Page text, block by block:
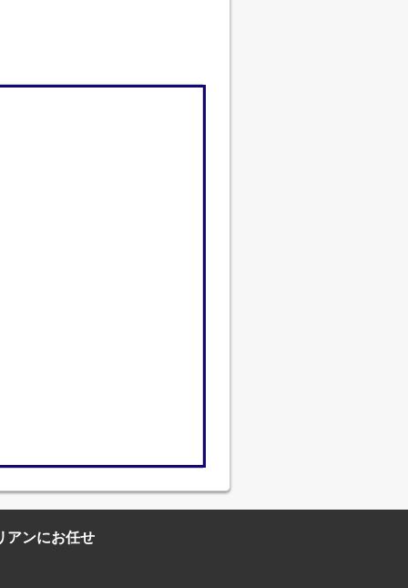
アンにお任せ